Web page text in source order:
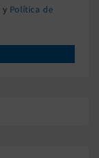
y Política de